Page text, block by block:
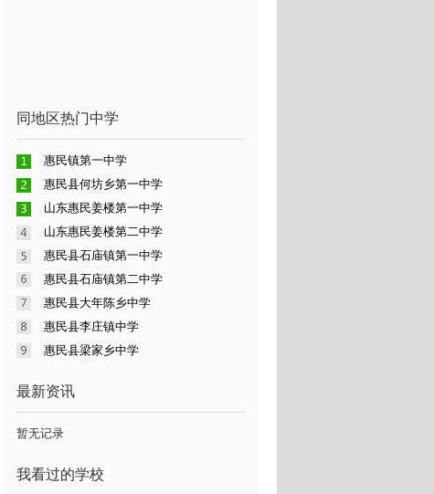
同地区热门中学
惠民镇第一中学
惠民县何坊乡第一中学
山东惠民姜楼第一中学
山东惠民姜楼第二中学
惠民县石庙镇第一中学
惠民县石庙镇第二中学
惠民县大年陈乡中学
惠民县李庄镇中学
惠民县梁家乡中学
最新资讯
暂无记录
我看过的学校